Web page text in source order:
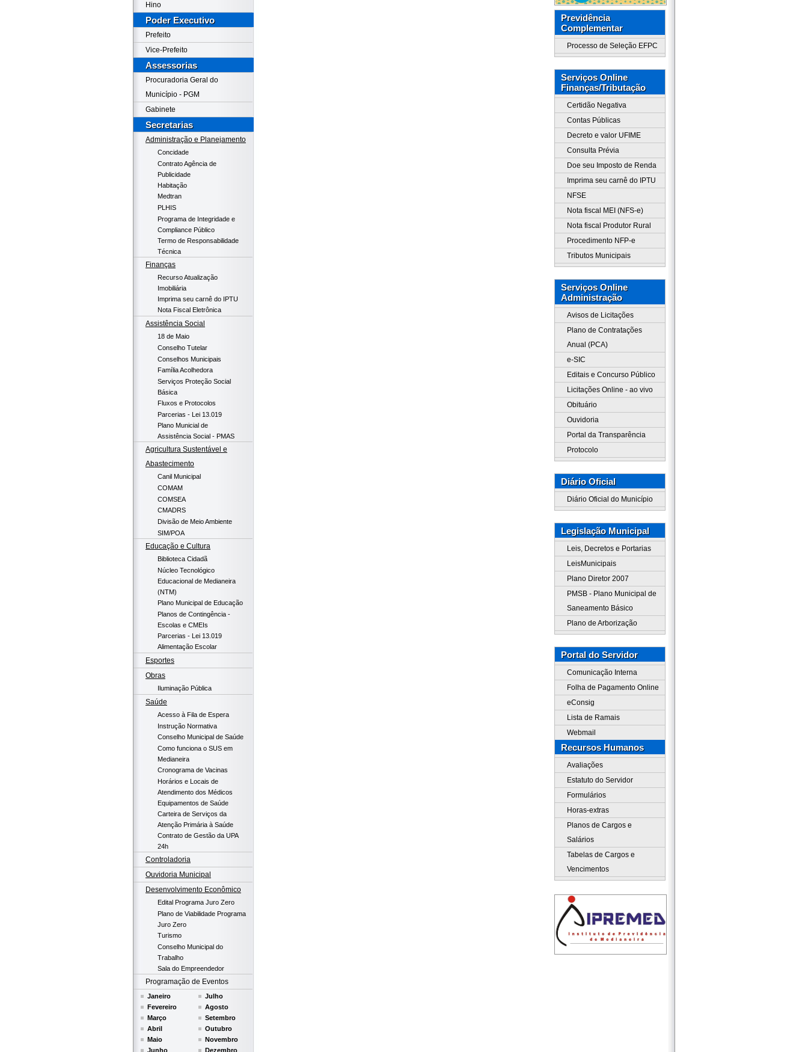
Hino
Poder Executivo
Prefeito
Vice-Prefeito
Assessorias
Procuradoria Geral do
Município - PGM
Gabinete
Secretarias
Administração e Planejamento
Concidade
Contrato Agência de
Publicidade
Habitação
Medtran
PLHIS
Programa de Integridade e
Compliance Público
Termo de Responsabilidade
Técnica
Finanças
Recurso Atualização
Imobiliária
Imprima seu carnê do IPTU
Nota Fiscal Eletrônica
Assistência Social
18 de Maio
Conselho Tutelar
Conselhos Municipais
Família Acolhedora
Serviços Proteção Social
Básica
Fluxos e Protocolos
Parcerias - Lei 13.019
Plano Municial de
Assistência Social - PMAS
Agricultura Sustentável e
Abastecimento
Canil Municipal
COMAM
COMSEA
CMADRS
Divisão de Meio Ambiente
SIM/POA
Educação e Cultura
Biblioteca Cidadã
Núcleo Tecnológico
Educacional de Medianeira
(NTM)
Plano Municipal de Educação
Planos de Contingência -
Escolas e CMEIs
Parcerias - Lei 13.019
Alimentação Escolar
Esportes
Obras
Iluminação Pública
Saúde
Acesso à Fila de Espera
Instrução Normativa
Conselho Municipal de Saúde
Como funciona o SUS em
Medianeira
Cronograma de Vacinas
Horários e Locais de
Atendimento dos Médicos
Equipamentos de Saúde
Carteira de Serviços da
Atenção Primária à Saúde
Contrato de Gestão da UPA
24h
Controladoria
Ouvidoria Municipal
Desenvolvimento Econômico
Edital Programa Juro Zero
Plano de Viabilidade Programa
Juro Zero
Turismo
Conselho Municipal do
Trabalho
Sala do Empreendedor
Programação de Eventos
Janeiro
Fevereiro
Março
Abril
Maio
Junho
Julho
Agosto
Setembro
Outubro
Novembro
Dezembro
Previdência
Complementar
Processo de Seleção EFPC
Serviços Online
Finanças/Tributação
Certidão Negativa
Contas Públicas
Decreto e valor UFIME
Consulta Prévia
Doe seu Imposto de Renda
Imprima seu carnê do IPTU
NFSE
Nota fiscal MEI (NFS-e)
Nota fiscal Produtor Rural
Procedimento NFP-e
Tributos Municipais
Serviços Online
Administração
Avisos de Licitações
Plano de Contratações
Anual (PCA)
e-SIC
Editais e Concurso Público
Licitações Online - ao vivo
Obituário
Ouvidoria
Portal da Transparência
Protocolo
Diário Oficial
Diário Oficial do Município
Legislação Municipal
Leis, Decretos e Portarias
LeisMunicipais
Plano Diretor 2007
PMSB - Plano Municipal de
Saneamento Básico
Plano de Arborização
Portal do Servidor
Comunicação Interna
Folha de Pagamento Online
eConsig
Lista de Ramais
Webmail
Recursos Humanos
Avaliações
Estatuto do Servidor
Formulários
Horas-extras
Planos de Cargos e
Salários
Tabelas de Cargos e
Vencimentos